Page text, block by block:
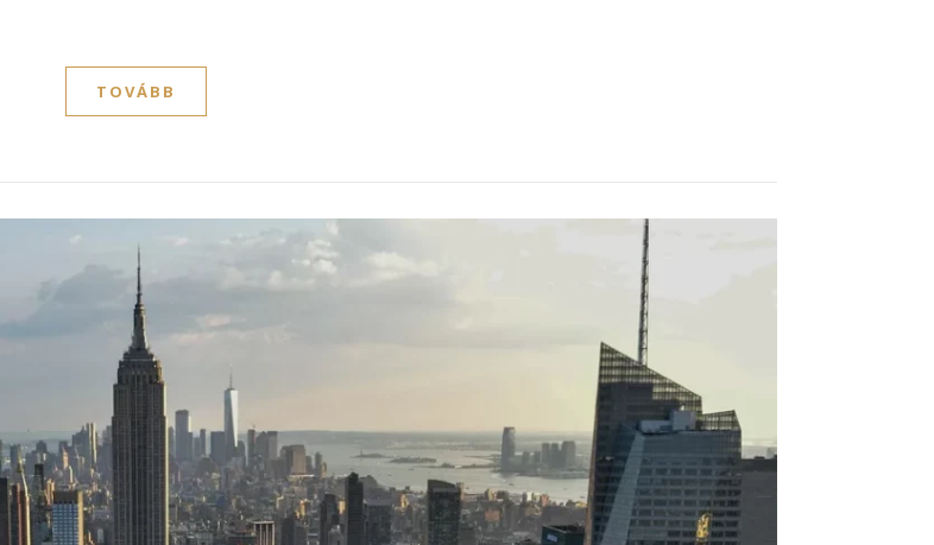
TOVÁBB